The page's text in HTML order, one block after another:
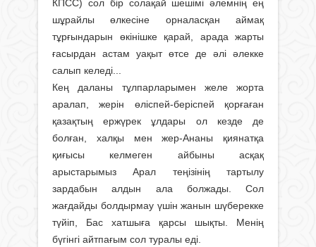
КПСС) сол бір солақай шешімі әлемнің ең
шұрайлы өлкесіне орналасқан аймақ
тұрғындарын өкінішке қарай, арада жарты
ғасырдан астам уақыт өтсе де әлі әлекке
салып келеді...
Кең даланы тұлпарларымен желе жорта
аралап, жерін өліспей-беріспей қорғаған
қазақтың ержүрек ұлдары ол кезде де
болған, халқы мен жер-Ананы қиянатқа
қиғысы келмеген айбыны асқақ
арыстарымыз Арал теңізінің тартылу
зардабын алдын ала болжады. Сол
жағдайды болдырмау үшін жанын шүберекке
түйіп, Бас хатшыға қарсы шықты. Менің
бүгінгі айтпағым сол туралы еді.